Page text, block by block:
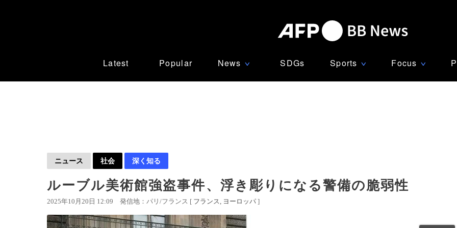
Latest Popular News ∨ SDGs Sports ∨ Focus ∨
ニュース 社会 深く知る
ルーブル美術館強盗事件、浮き彫りになる警備の脆弱性
2025年10月20日 12:09 発信地：パリ/フランス [ フランス ヨーロッパ ]